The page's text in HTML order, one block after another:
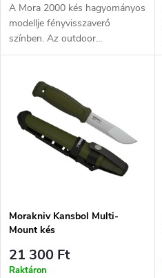
A Mora 2000 kés hagyományos
modellje fényvisszaverő
színben. Az outdoor
kedvelőinek, vadászoknak és
Profilozott penge skandináv
élezéssal, Sandvik 12C27
rozsdamentes acél, kiváló
élezéssel. Műanyag markolat
csúszágátló gumi felülettel.
Műanyag tok. A kés
sokoldalúsága felhasználható
készítéséhez. A narancssárga
színnek köszönhetően
tökéletesen látható. A Morakniv
késeket Svédországban
Morakniv Kansbol Multi-
Mount kés
21 300 Ft
Raktáron